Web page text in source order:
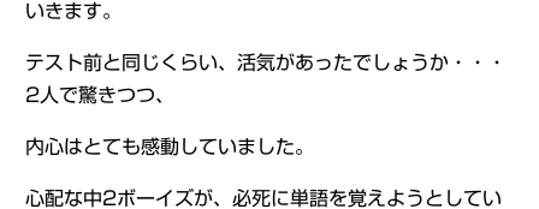
いきます。
テスト前と同じくらい、活気があったでしょうか・・・
2人で驚きつつ、
内心はとても感動していました。
心配な中2ボーイズが、必死に単語を覚えようとしてい